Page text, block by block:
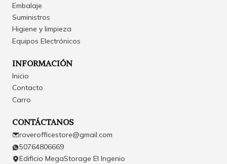
Embalaje
Suministros
Higiene y limpieza
Equipos Electrónicos
INFORMACIÓN
Inicio
Contacto
Carro
CONTÁCTANOS
roverofficestore@gmail.com
50764806669
Edificio MegaStorage El Ingenio